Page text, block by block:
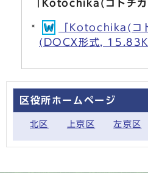
「Kotochika(コトチカ
「Kotochika(コ
(DOCX形式,
区役所ホームページ
北区 上京区 左京区